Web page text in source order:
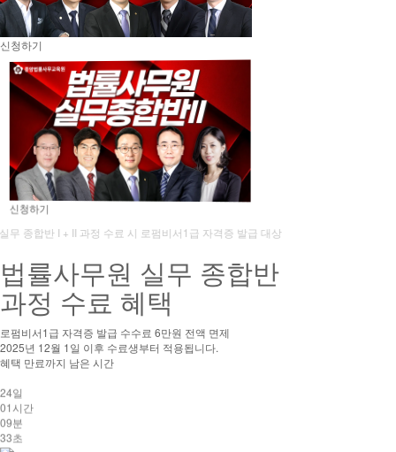
신청하기
신청하기
법률사무원 실무 종합반 I + II 과정 수료 시 로펌비서1급 자격증 발급 대상
법률사무원 실무 종합반
과정 수료 혜택
로펌비서1급 자격증 발급 수수료 6만원 전액 면제
2025년 12월 1일 이후 수료생부터 적용됩니다.
혜택 만료까지 남은 시간
01시간
09 분
32초